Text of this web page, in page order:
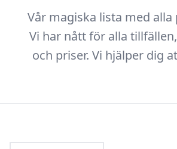
Vår magiska lista med alla
Vi har nått för alla
och priser. Vi hjälper dig